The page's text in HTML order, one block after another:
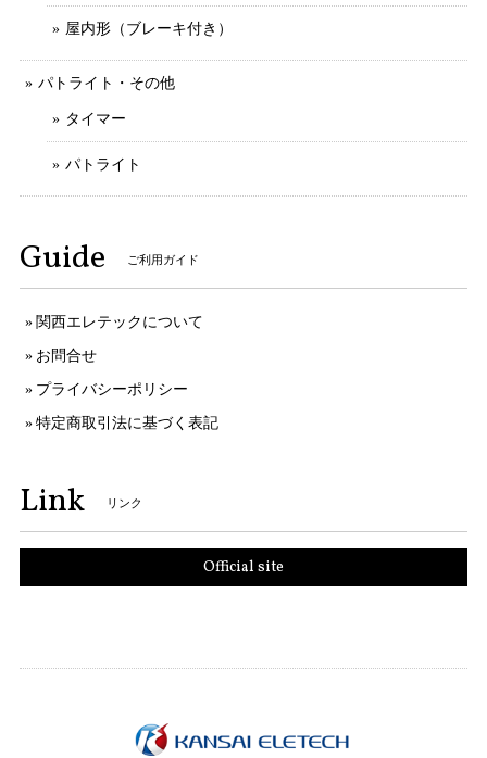
屋内形（ブレーキ付き）
パトライト・その他
タイマー
パトライト
Guide ご利用ガイド
関西エレテックについて
お問合せ
プライバシーポリシー
特定商取引法に基づく表記
Link リンク
Official site